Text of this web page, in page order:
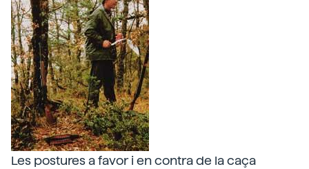
Les postures a favor i en contra de la caça